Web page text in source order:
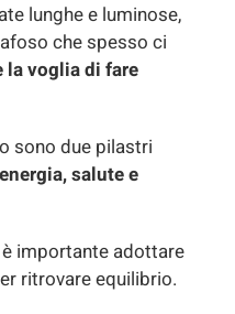
lunghe e luminose,
che spesso ci
la voglia di fare
sono due pilastri
energia, salute e
importante adottare
ritrovare equilibrio.